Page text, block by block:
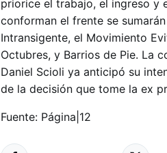
priorice el trabajo, el ingreso y
conforman el frente se
Intransigente, el Movimiento
Octubres, y Barrios de Pie. La
Daniel Scioli ya anticipó su
de la decisión que tome la ex
Fuente: Página|12